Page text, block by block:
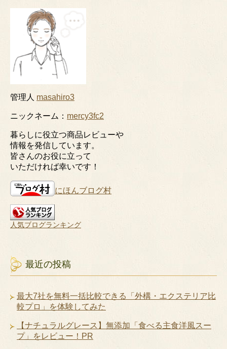
管理人 masahiro3
ニックネーム： mercy3fc2
暮らしに役立つ商品レビューや
情報を発信しています。
皆さんのお役に立って
いただければ幸いです！
にほんブログ村
人気ブログランキング
最近の投稿
最大7社を無料一括比較できる「外構・エクステリア比
較プロ」を体験してみた
【ナチュラルグレース】無添加「食べる主食洋風スー
プ」をレビュー！PR